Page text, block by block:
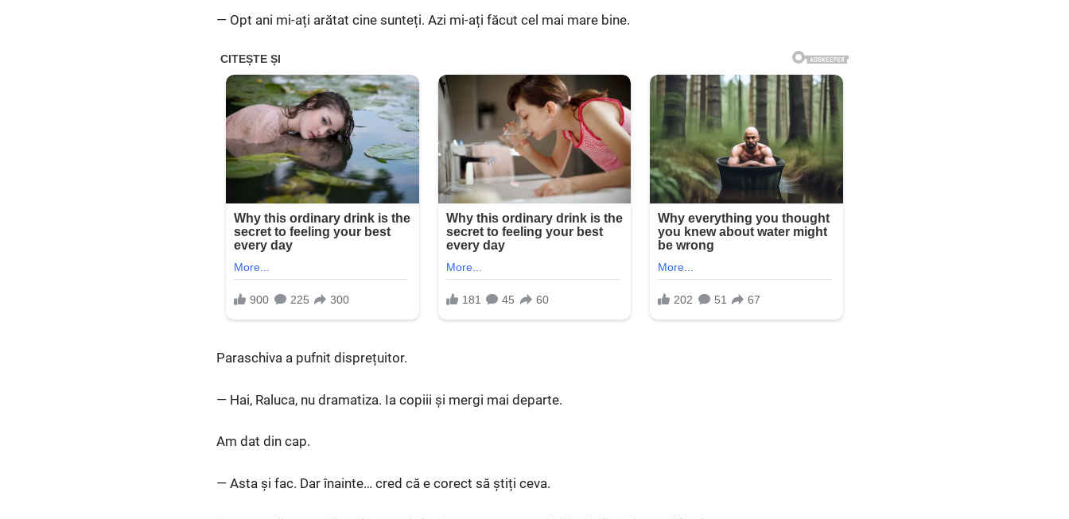
— Opt ani mi-ați arătat cine sunteți. Azi mi-ați făcut cel mai mare bine.
Paraschiva a pufnit disprețuitor.
— Hai, Raluca, nu dramatiza. Ia copiii și mergi mai departe.
Am dat din cap.
— Asta și fac. Dar înainte… cred că e corect să știți ceva.